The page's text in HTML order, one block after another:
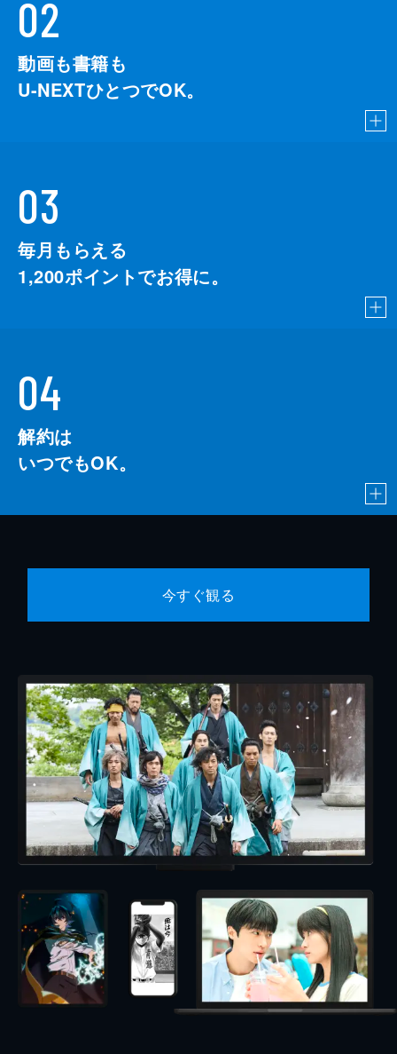
02
動画も書籍も
U-NEXTひとつでOK。
03
毎月もらえる
1,200ポイントでお得に。
04
解約は
いつでもOK。
今すぐ観る